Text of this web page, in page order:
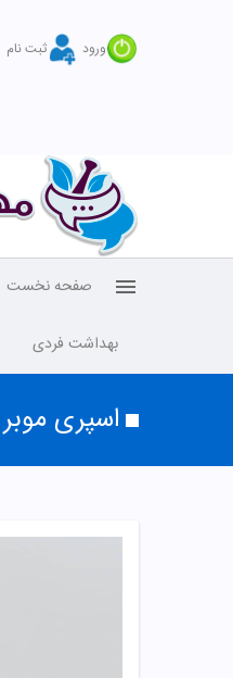
ورود ثبت نام
صفحه نخست
بهداشت فردی
اسپری